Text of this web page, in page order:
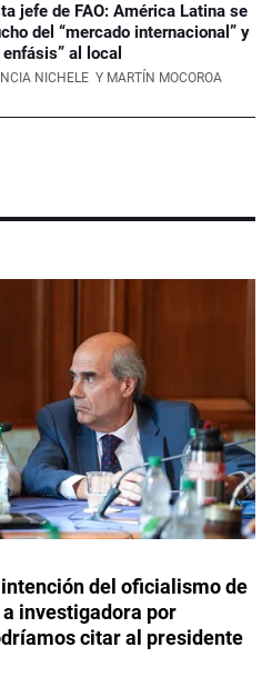
jefe de FAO: América Latina se
del “mercado internacional” y
enfásis” al local
NICHELE Y MARTÍN MOCOROA
del oficialismo de
investigadora por
citar al presidente